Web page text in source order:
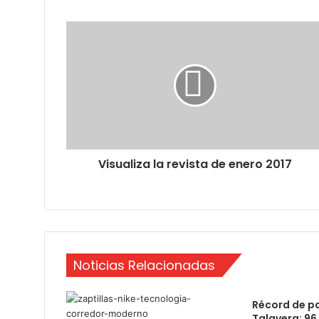
a
e
s
d
e
Visualiza la revista de enero 2017
Noticias Relacionadas
Récord de